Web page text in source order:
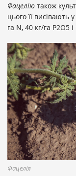
Фацелію також
цього її висівають
га N, 40 кг/га P2O5
Фацелія